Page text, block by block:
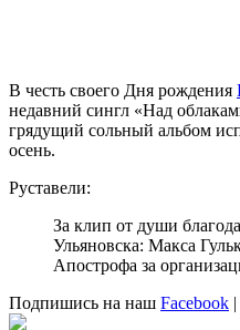
В честь своего Дня рождения
недавний сингл «Над
грядущий сольный альбом
осень.
Руставели:
За клип от души
Ульяновска: Макса
Апострофа за
Подпишись на наш Facebook |